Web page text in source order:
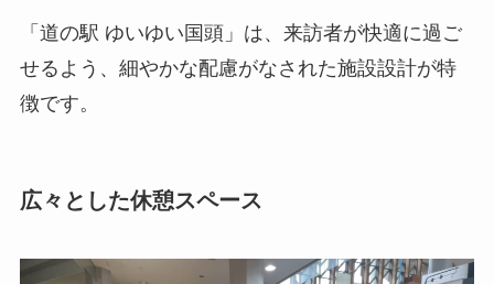
「道の駅 ゆいゆい国頭」は、来訪者が快適に過ご
せるよう、細やかな配慮がなされた施設設計が特
徴です。
広々とした休憩スペース